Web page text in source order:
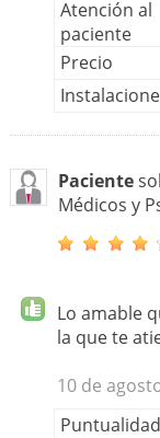
Atención al
paciente
Precio
Paciente
Médicos y
Lo amable
la que te
10 de
Puntualidad